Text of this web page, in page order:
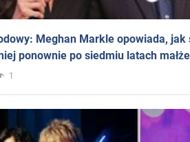
Meghan Markle opowiada, jak
ponownie po siedmiu latach
1